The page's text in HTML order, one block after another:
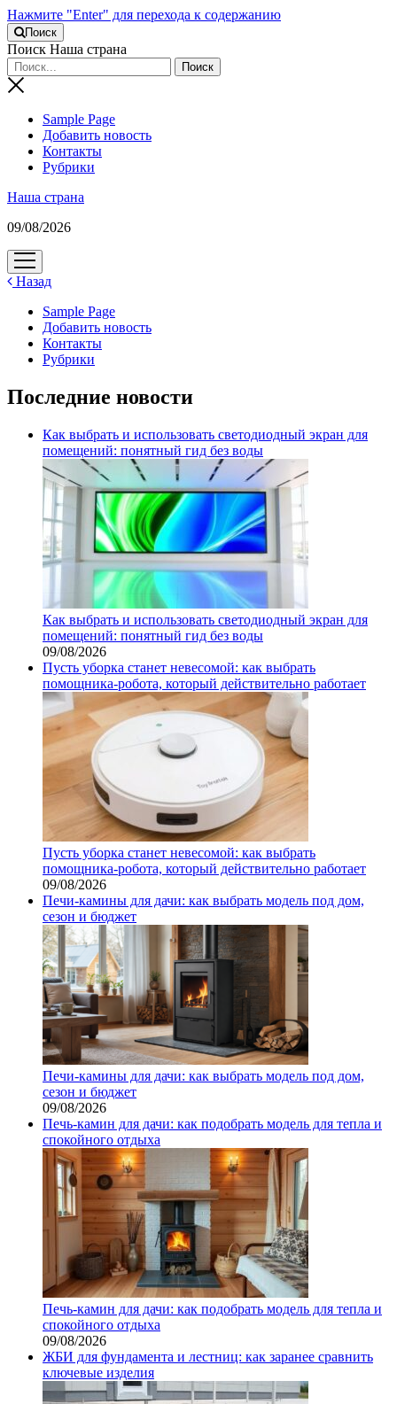
Нажмите "Enter" для перехода к содержанию
Поиск
Поиск Наша страна
Sample Page
Добавить новость
Контакты
Рубрики
Наша страна
09/08/2026
открыть
меню
Назад
Sample Page
Добавить новость
Контакты
Рубрики
Последние новости
Как выбрать и использовать светодиодный экран для
помещений: понятный гид без воды
Как выбрать и использовать светодиодный экран для
помещений: понятный гид без воды
09/08/2026
Пусть уборка станет невесомой: как выбрать
помощника‑робота, который действительно работает
Пусть уборка станет невесомой: как выбрать
помощника‑робота, который действительно работает
09/08/2026
Печи-камины для дачи: как выбрать модель под дом,
сезон и бюджет
Печи-камины для дачи: как выбрать модель под дом,
сезон и бюджет
09/08/2026
Печь-камин для дачи: как подобрать модель для тепла и
спокойного отдыха
Печь-камин для дачи: как подобрать модель для тепла и
спокойного отдыха
09/08/2026
ЖБИ для фундамента и лестниц: как заранее сравнить
ключевые изделия